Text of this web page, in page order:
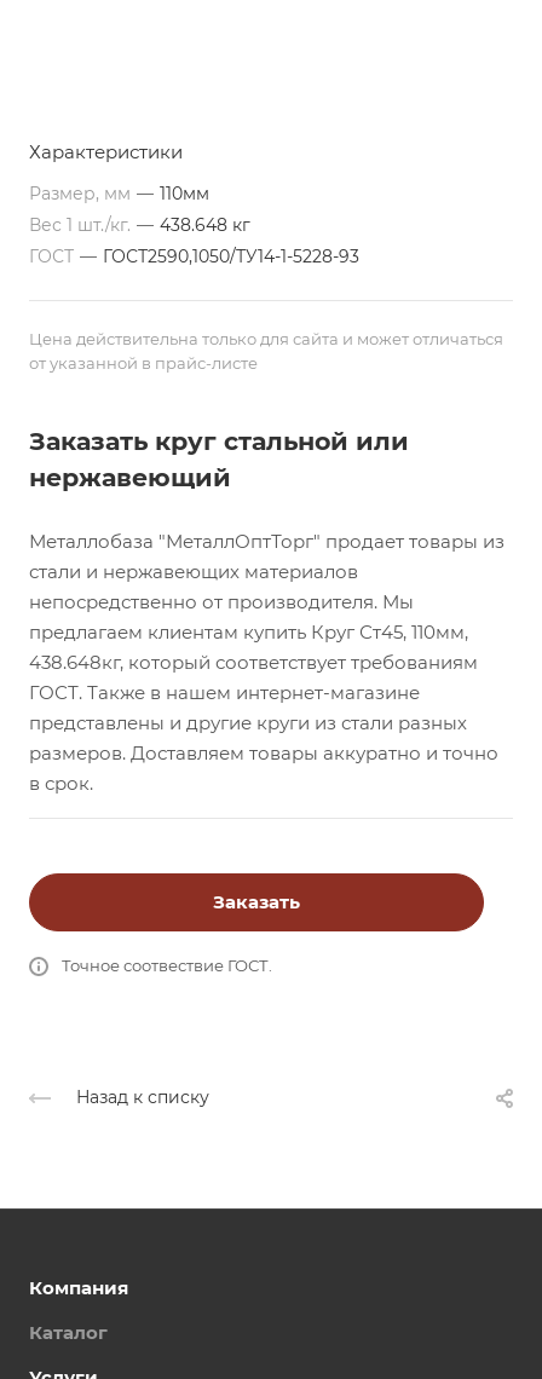
Характеристики
Размер, мм — 110мм
Вес 1 шт./кг. — 438.648 кг
ГОСТ — ГОСТ2590,1050/ТУ14-1-5228-93
Цена действительна только для сайта и может отличаться
от указанной в прайс-листе
Заказать круг стальной или
нержавеющий
Металлобаза "МеталлОптТорг" продает товары из
стали и нержавеющих материалов
непосредственно от производителя. Мы
предлагаем клиентам купить Круг Ст45, 110мм,
438.648кг, который соответствует требованиям
ГОСТ. Также в нашем интернет-магазине
представлены и другие круги из стали разных
размеров. Доставляем товары аккуратно и точно
в срок.
Заказать
Точное соотвествие ГОСТ.
Назад к списку
Компания
Каталог